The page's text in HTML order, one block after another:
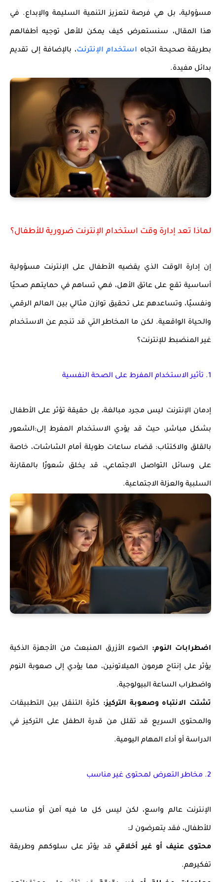
مسؤولية، بل هي فرصة لتعزيز التنمية السليمة والإبداع. في
هذا المقال، سنستعرض كيف يمكن للأهل توجيه أطفالهم
بطريقة صحيحة اتجاه استخدام الإنترنت، بالإضافة إلى تقديم
بدائل مفيدة.
لماذا تعد إدارة وقت استخدام الإنترنت ضرورية للأطفال؟
إن إدارة الوقت الذي يقضيه الأطفال على الإنترنت مسؤولية
أساسية تقع على عاتق الأهل، فهي تساهم في حمايتهم صحيًا
ونفسيًا، وتساعدهم على تحقيق توازن مثالي بين العالم الرقمي
والحياة الواقعية. لكن ما المخاطر التي قد تنجم عن الاستخدام
غير المنضبط للإنترنت؟
1. تأثير الاستخدام المفرط على الصحة النفسية
إدمان الإنترنت ليس مجرد مبالغة، بل حقيقة تؤثر على الأطفال
بشكل مباشر، حيث قد يؤدي الاستخدام المفرط إلى:الشعور
بالقلق والاكتئاب: قضاء ساعات طويلة أمام الشاشات، خاصة
على وسائل التواصل الاجتماعي، قد يخلق شعورًا بالمقارنة
السلبية والعزلة الاجتماعية.
اضطرابات النوم: الضوء الأزرق المنبعث من الأجهزة الذكية
يؤثر على إنتاج هرمون الميلاتونين، مما يؤدي إلى صعوبة النوم
واضطراب الساعة البيولوجية.
تشتت الانتباه وصعوبة التركيز: كثرة التنقل بين التطبيقات
والمحتوى السريع قد تقلل من قدرة الطفل على التركيز في
الدراسة أو أداء المهام اليومية.
2. مخاطر التعرض لمحتوى غير مناسب
الإنترنت عالم واسع، لكن ليس كل ما فيه آمن أو مناسب
للأطفال، فقد يتعرضون لـ:
محتوى عنيف أو غير أخلاقي قد يؤثر على سلوكهم وطريقة
تفكيرهم.